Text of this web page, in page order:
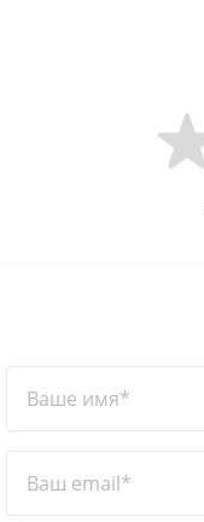
Ваше имя*
Ваш email*